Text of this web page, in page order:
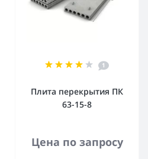
1
Плита перекрытия ПК
63-15-8
Цена по запросу